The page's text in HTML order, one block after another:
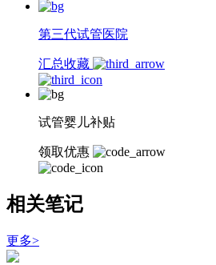
第三代试管医院
汇总收藏
试管婴儿补贴
领取优惠
相关笔记
更多>